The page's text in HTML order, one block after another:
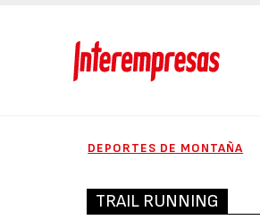
DEPORTES DE MONTAÑA
TRAIL RUNNING